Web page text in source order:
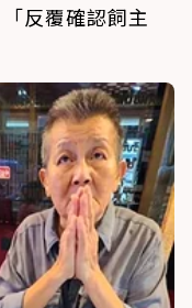
反覆確認飼主